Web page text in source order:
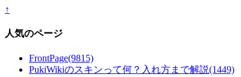
↑
人気のページ
FrontPage(9815)
PukiWikiのスキンって何？入れ方まで解説(1449)